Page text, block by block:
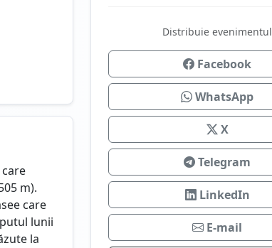
m).
care
lunii
la
Distribuie evenimentul
Facebook
WhatsApp
X
Telegram
LinkedIn
E-mail